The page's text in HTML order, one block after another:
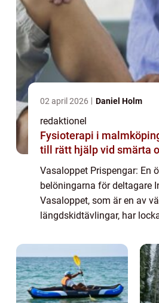
02 april 2026 Daniel Holm
redaktionel
Fysioterapi i malmköping
till rätt hjälp vid smärta
Vasaloppet Prispengar: En
belöningarna för deltagare
Vasaloppet, som är en av
längdskidtävlingar, har
utmana deltagare med ett